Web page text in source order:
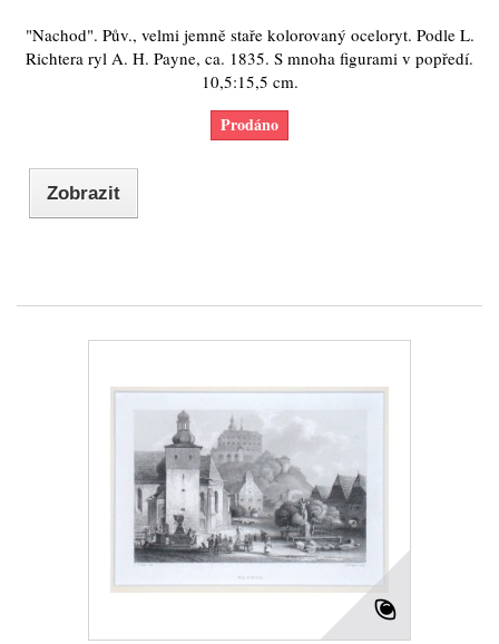
"Nachod". Pův., velmi jemně staře kolorovaný oceloryt. Podle L.
Richtera ryl A. H. Payne, ca. 1835. S mnoha figurami v popředí.
10,5:15,5 cm.
Prodáno
Zobrazit